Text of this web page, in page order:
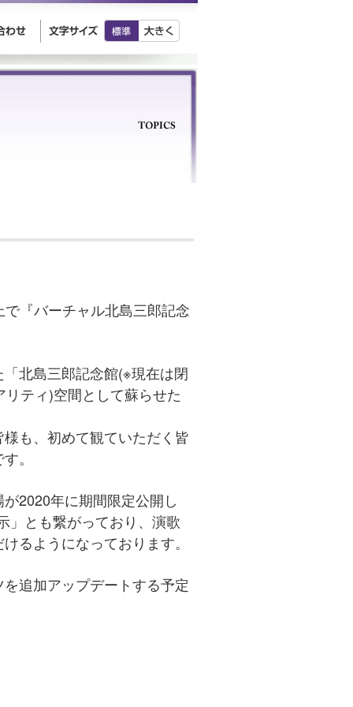
『バーチャル北島三郎記念
北島三郎記念館(※現在は閉
ティ)空間として蘇らせた
も、初めて観ていただく皆
。
2020年に期間限定公開し
」とも繋がっており、演歌
るようになっております。
追加アップデートする予定